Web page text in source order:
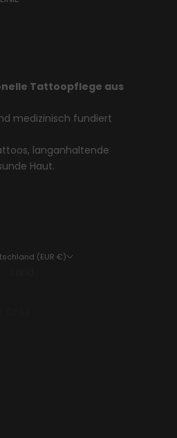
Tattoopflege aus
medizinisch fundiert
langanhaltende
Haut.
Deutschland (EUR €)